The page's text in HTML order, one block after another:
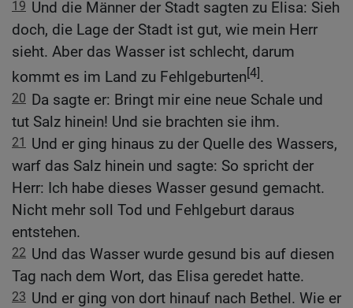
19 Und die Männer der Stadt sagten zu Elisa: Sieh
doch, die Lage der Stadt ist gut, wie mein Herr
sieht. Aber das Wasser ist schlecht, darum
kommt es im Land zu Fehlgeburten[4].
20 Da sagte er: Bringt mir eine neue Schale und
tut Salz hinein! Und sie brachten sie ihm.
21 Und er ging hinaus zu der Quelle des Wassers,
warf das Salz hinein und sagte: So spricht der
Herr: Ich habe dieses Wasser gesund gemacht.
Nicht mehr soll Tod und Fehlgeburt daraus
entstehen.
22 Und das Wasser wurde gesund bis auf diesen
Tag nach dem Wort, das Elisa geredet hatte.
23 Und er ging von dort hinauf nach Bethel. Wie er